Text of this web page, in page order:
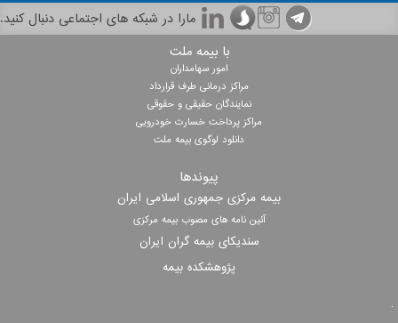
مارا در شبکه های اجتماعی دنبال کنید.
پیوندها
بیمه مرکزی جمهوری اسلامی ایران
آئین نامه های مصوب بیمه مرکزی
سندیکای بیمه گران ایران
پژوهشکده بیمه
با بیمه ملت
امور سهامداران
مراکز درمانی طرف قرارداد
نمایندگان حقیقی و حقوقی
مراکز پرداخت خسارت خودرویی
دانلود لوگوی بیمه ملت